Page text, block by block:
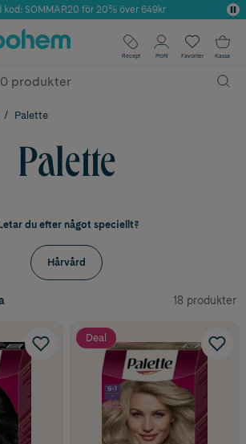
Årets Butik 2025 inom Skönhet
kod: SOMMAR20 för 20% över 649kr
✓ Fri frakt
✓ Poäng på alla köp*
Recept Profil Favoriter Kassa
Palette
Palette
du efter något speciellt?
Hårvård
18 produkter
Deal